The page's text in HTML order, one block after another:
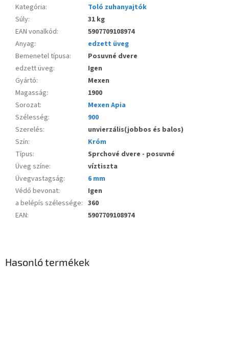
Kategória:
Toló zuhanyajtók
Súly:
31 kg
EAN vonalkód:
5907709108974
Anyag:
edzett üveg
Bemenetel típusa:
Posuvné dvere
edzett üveg:
Igen
Gyártó:
Mexen
Magasság:
1900
Sorozat:
Mexen Apia
Szélesség:
900
Szerelés:
unvierzális(jobbos és balos)
Szín:
Króm
Típus:
Sprchové dvere - posuvné
Üveg színe:
víztiszta
Üvegvastagság:
6 mm
Védő bevonat:
Igen
a belépís szélessége: 360
EAN: 5907709108974
Hasonló termékek